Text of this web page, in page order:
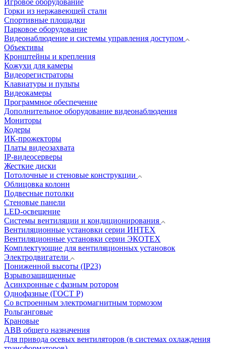
Игровое оборудование
Горки из нержавеющей стали
Спортивные площадки
Парковое оборудование
Видеонаблюдение и системы управления доступом
Объективы
Кронштейны и крепления
Кожухи для камеры
Видеорегистраторы
Клавиатуры и пульты
Видеокамеры
Программное обеспечение
Дополнительное оборудование видеонаблюдения
Мониторы
Кодеры
ИК-прожекторы
Платы видеозахвата
IP-видеосерверы
Жесткие диски
Потолочные и стеновые конструкции
Облицовка колонн
Подвесные потолки
Стеновые панели
LED-освещение
Системы вентиляции и кондиционирования
Вентиляционные установки серии ИНТЕХ
Вентиляционные установки серии ЭКОТЕХ
Комплектующие для вентиляционных установок
Электродвигатели
Пониженной высоты (IP23)
Взрывозащищенные
Асинхронные с фазным ротором
Однофазные (ГОСТ Р)
Со встроенным электромагнитным тормозом
Рольганговые
Крановые
АВВ общего назначения
Для привода осевых вентиляторов (в системах охлаждения